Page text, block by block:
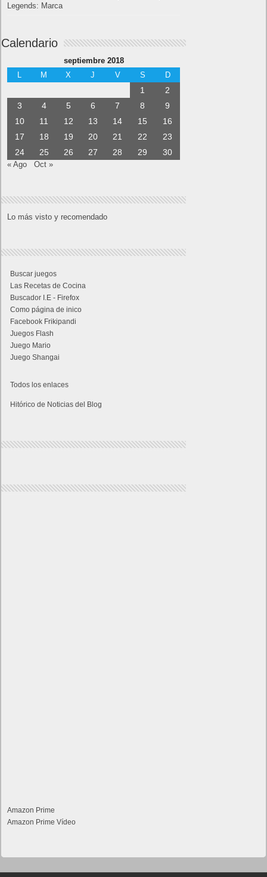
Legends: Marca
Calendario
septiembre 2018
L
M X J V S D
1
2
3
4 5 6 7 8
9
10
11 12 13 14 15
16
17
18 19 20 21 22
23
24
25 26 27 28 29 30
« Ago Oct »
Lo más visto y recomendado
Buscar juegos
Las Recetas de Cocina
Buscador I.E - Firefox
Como página de inico
Facebook Frikipandi
Juegos Flash
Juego Mario
Juego Shangai
Todos los enlaces
Hitórico de Noticias del Blog
Amazon Prime
Amazon Prime Vídeo